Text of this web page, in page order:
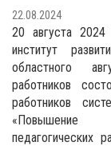
22.08.2024
20 августа
институт
областного
работников
работников
«Повышение
педагогических